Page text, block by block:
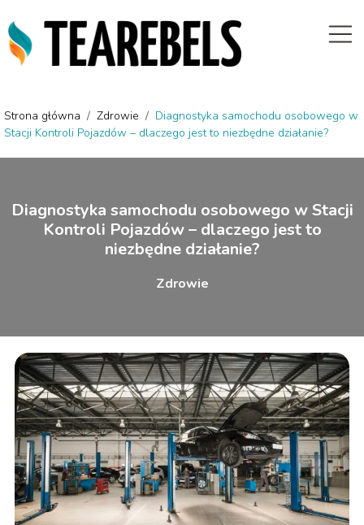
Strona główna / Zdrowie / Diagnostyka samochodu osobowego w
Stacji Kontroli Pojazdów – dlaczego jest to niezbędne działanie?
Diagnostyka samochodu osobowego w Stacji
Kontroli Pojazdów – dlaczego jest to
niezbędne działanie?
Zdrowie